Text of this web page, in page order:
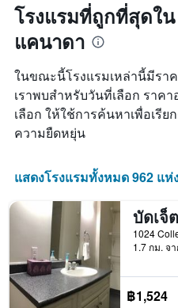
แกน
แแส
ดง
ราคา
ของ
ห้อง
พัก
โรงแรมที่ถูกที่สุดใ
แคนาดา
ในขณะนี้โรงแรมเหล่านี้มีรา
เราพบสำหรับวันที่เลือก ราค
เลือก ให้ใช้การค้นหาเพื่อเรี
ความยืดหยุ่น
แสดงโรงแรมทั้งหมด 962 แห่
บัดเจ็
1.7 กม. จ
฿1,524